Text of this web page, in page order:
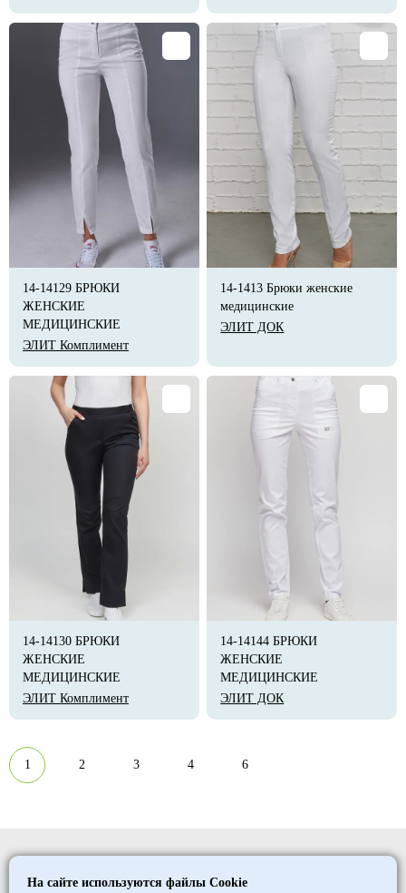
14-14129 БРЮКИ
ЖЕНСКИЕ
МЕДИЦИНСКИЕ
ЭЛИТ Комплимент
14-1413 Брюки женские
медицинские
ЭЛИТ ДОК
14-14130 БРЮКИ
ЖЕНСКИЕ
МЕДИЦИНСКИЕ
ЭЛИТ Комплимент
14-14144 БРЮКИ
ЖЕНСКИЕ
МЕДИЦИНСКИЕ
ЭЛИТ ДОК
1 2 3 4 6
©1997- 2026
На сайте используются файлы Cookie